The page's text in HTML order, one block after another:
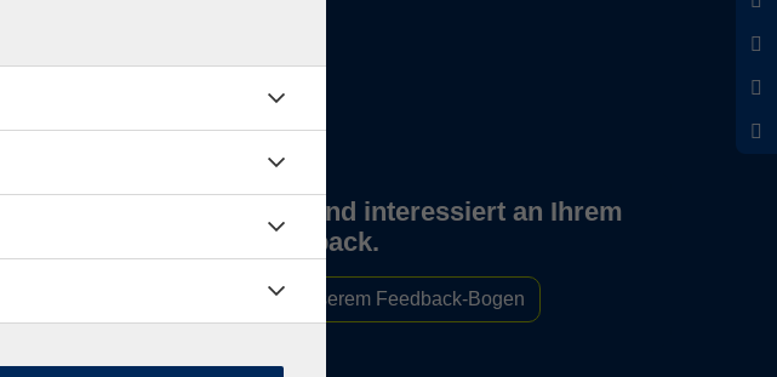
Wir sind interessiert an Ihrem
Feedback.
Zu unserem Feedback-Bogen